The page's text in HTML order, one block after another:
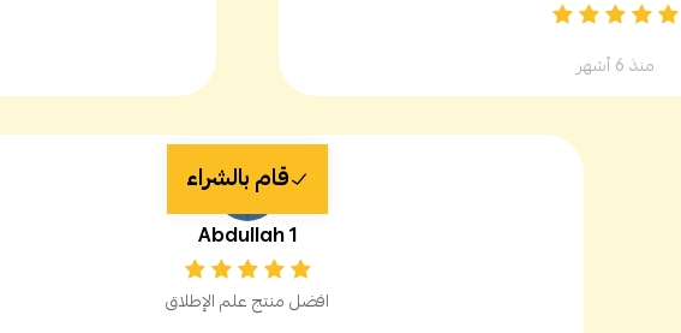
منذ 6 أشهر
قام بالشراء
Abdullah 1
افضل منتج علم الإطلاق